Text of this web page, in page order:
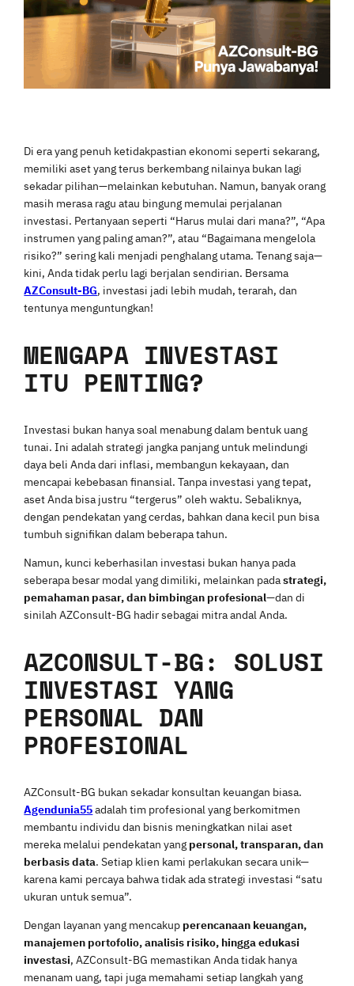
Di era yang penuh ketidakpastian ekonomi seperti sekarang,
memiliki aset yang terus berkembang nilainya bukan lagi
sekadar pilihan—melainkan kebutuhan. Namun, banyak orang
masih merasa ragu atau bingung memulai perjalanan
investasi. Pertanyaan seperti “Harus mulai dari mana?”, “Apa
instrumen yang paling aman?”, atau “Bagaimana mengelola
risiko?” sering kali menjadi penghalang utama. Tenang saja—
kini, Anda tidak perlu lagi berjalan sendirian. Bersama
AZConsult-BG, investasi jadi lebih mudah, terarah, dan
tentunya menguntungkan!
MENGAPA INVESTASI
ITU PENTING?
Investasi bukan hanya soal menabung dalam bentuk uang
tunai. Ini adalah strategi jangka panjang untuk melindungi
daya beli Anda dari inflasi, membangun kekayaan, dan
mencapai kebebasan finansial. Tanpa investasi yang tepat,
aset Anda bisa justru “tergerus” oleh waktu. Sebaliknya,
dengan pendekatan yang cerdas, bahkan dana kecil pun bisa
tumbuh signifikan dalam beberapa tahun.
Namun, kunci keberhasilan investasi bukan hanya pada
seberapa besar modal yang dimiliki, melainkan padastrategi,
pemahaman pasar, dan bimbingan profesional—dan di
sinilah AZConsult-BG hadir sebagai mitra andal Anda.
AZCONSULT-BG: SOLUSI
INVESTASI YANG
PERSONAL DAN
PROFESIONAL
AZConsult-BG bukan sekadar konsultan keuangan biasa.
Agendunia55adalah tim profesional yang berkomitmen
membantu individu dan bisnis meningkatkan nilai aset
mereka melalui pendekatan yang personal, transparan, dan
berbasis data. Setiap klien kami perlakukan secara unik—
karena kami percaya bahwa tidak ada strategi investasi “satu
ukuran untuk semua”.
Dengan layanan yang mencakup perencanaan keuangan,
manajemen portofolio, analisis risiko, hingga edukasi
investasi, AZConsult-BG memastikan Anda tidak hanya
menanam uang, tapi juga memahami setiap langkah yang